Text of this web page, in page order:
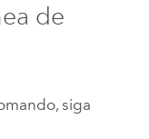
de
siga